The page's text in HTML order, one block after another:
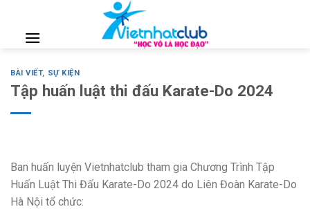
content
BÀI VIẾT, SỰ KIỆN
Tập huấn luật thi đấu Karate-Do 2024
Ban huấn luyện Vietnhatclub tham gia Chương Trình Tập
Huấn Luật Thi Đấu Karate-Do 2024 do Liên Đoàn Karate-Do
Hà Nội tổ chức: